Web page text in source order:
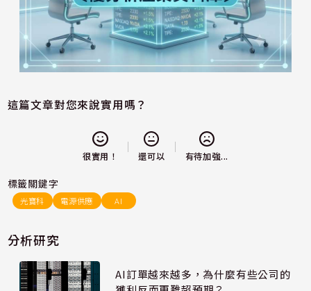
這篇文章對您來說實用嗎？
很實用！ 還可以 有待加強...
標籤關鍵字
光寶科 電源供應 AI
分析研究
AI訂單越來越多，為什麼有些公司的